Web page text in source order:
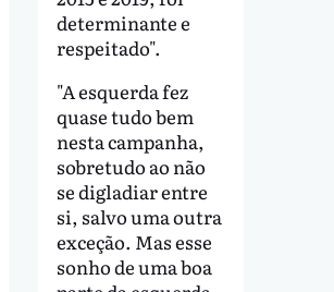
determinante e
respeitado".
"A esquerda fez
quase tudo bem
nesta campanha,
sobretudo ao não
se digladiar entre
si, salvo uma outra
exceção. Mas esse
sonho de uma boa